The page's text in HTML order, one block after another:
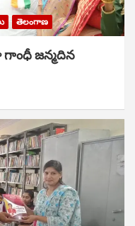
తెలంగాణ
జ‌న్మ‌దిన